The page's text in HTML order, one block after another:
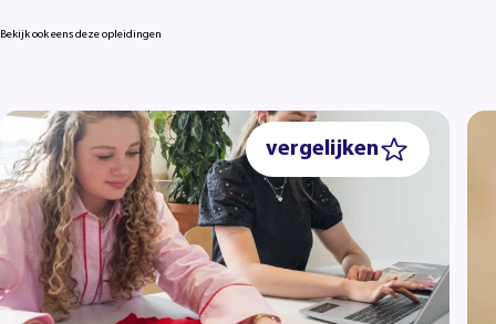
Bekijk ook eens deze opleidingen
vergelijken